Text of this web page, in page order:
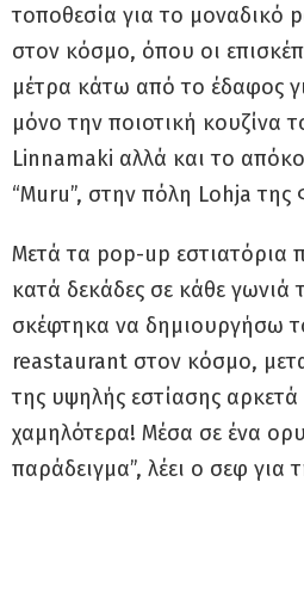
τοποθεσία για το μοναδικό
στον κόσμο, όπου οι
μέτρα κάτω από το έδαφος
μόνο την ποιοτική κουζίνα
Linnamaki αλλά και το
“Muru”, στην πόλη Lohja της
Μετά τα pop-up εστιατόρια
κατά δεκάδες σε κάθε γωνιά
σκέφτηκα να δημιουργήσω
reastaurant στον κόσμο,
της υψηλής εστίασης αρκετά
χαμηλότερα! Μέσα σε ένα
παράδειγμα”, λέει ο σεφ για